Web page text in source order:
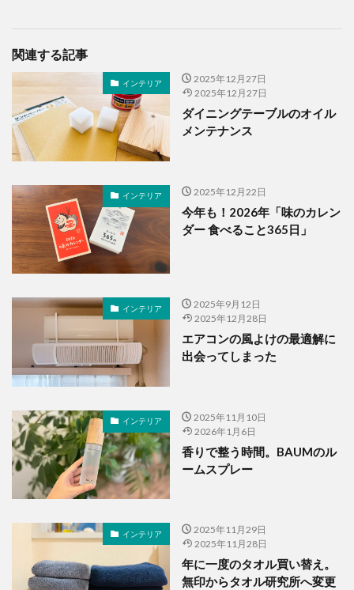
関連する記事
インテリア
2025年12月27日
2025年12月27日
ダイニングテーブルのオイル
メンテナンス
インテリア 2025年12月22日
今年も！2026年「味のカレン
ダー 食べること365日」
インテリア
2025年9月12日
2025年12月28日
エアコンの風よけの最適解に
出会ってしまった
インテリア
2025年11月10日
2026年1月6日
香りで整う時間。BAUMのル
ームスプレー
インテリア
2025年11月29日
2025年11月28日
年に一度のタオル買い替え。
無印からタオル研究所へ変更